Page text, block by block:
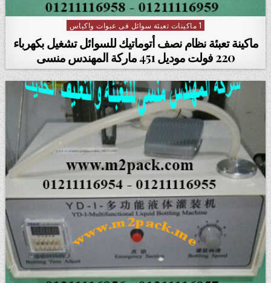
Posted in1 ماكينات تعبئة سوائل فى عبوات واكياس
ماكينة تعبئة نظام نصف أتوماتيك للسوائل تشغيل بكهرباء
220 فولت موديل 451 ماركة المهندس منسى